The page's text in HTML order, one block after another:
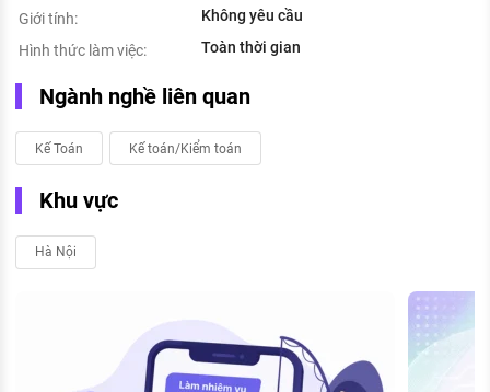
Giới tính:
Không yêu cầu
Hình thức làm việc:
Toàn thời gian
Ngành nghề liên quan
Kế Toán Kế toán/Kiểm toán
Khu vực
Hà Nội